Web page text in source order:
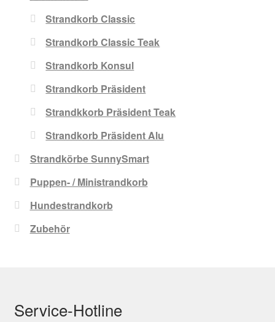
Strandkorb Classic
Strandkorb Classic Teak
Strandkorb Konsul
Strandkorb Präsident
Strandkkorb Präsident Teak
Strandkorb Präsident Alu
Strandkörbe SunnySmart
Puppen- / Ministrandkorb
Hundestrandkorb
Zubehör
Service-Hotline